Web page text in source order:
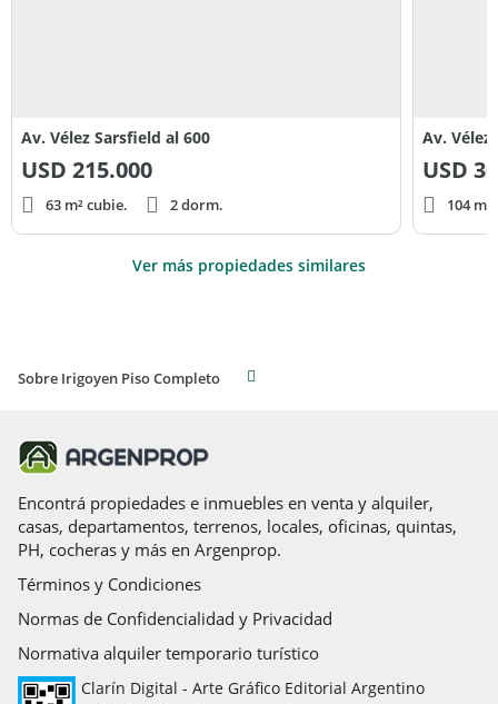
Av. Vélez Sarsfield al 600
USD 215.000
63 m² cubie. 2 dorm.
Av. Vélez
USD
104
Ver más propiedades similares
Sobre Irigoyen Piso Completo
Encontrá propiedades e inmuebles en venta y alquiler,
casas, departamentos, terrenos, locales, oficinas, quintas,
PH, cocheras y más en Argenprop.
Términos y Condiciones
Normas de Confidencialidad y Privacidad
Normativa alquiler temporario turístico
Clarín Digital - Arte Gráfico Editorial Argentino